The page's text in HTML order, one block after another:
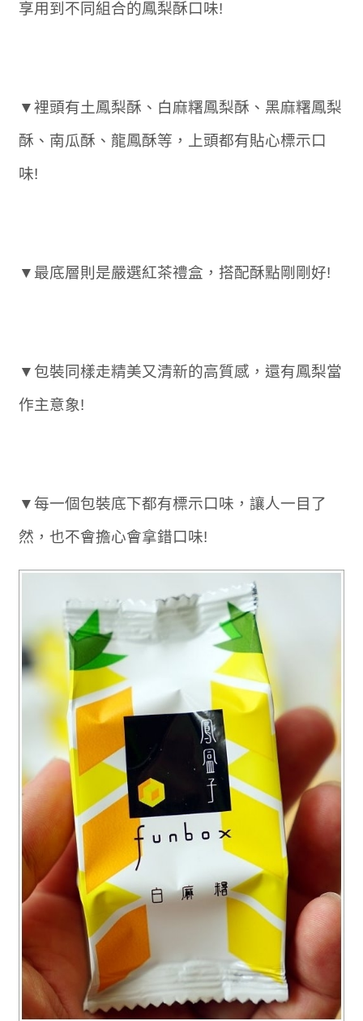
享用到不同組合的鳳梨酥口味!
▼裡頭有土鳳梨酥、白麻糬鳳梨酥、黑麻糬鳳梨
酥、南瓜酥、龍鳳酥等，上頭都有貼心標示口
味!
▼最底層則是嚴選紅茶禮盒，搭配酥點剛剛好!
▼包裝同樣走精美又清新的高質感，還有鳳梨當
作主意象!
▼每一個包裝底下都有標示口味，讓人一目了
然，也不會擔心會拿錯口味!